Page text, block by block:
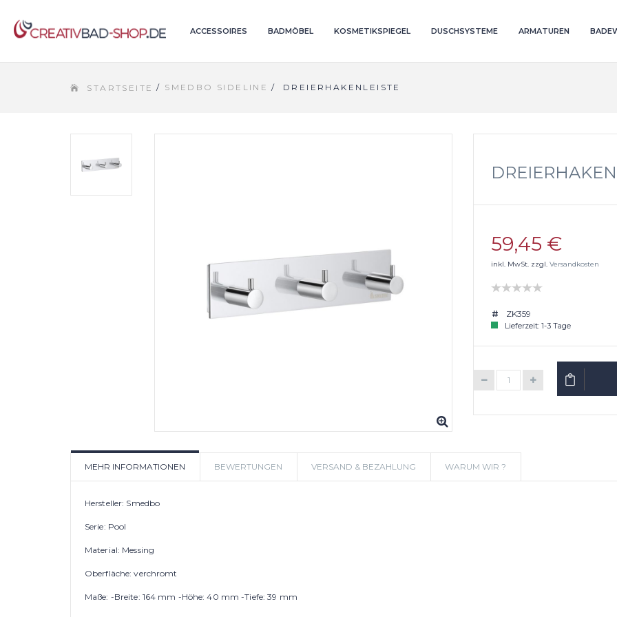
ACCESSOIRES BADMÖBEL KOSMETIKSPIEGEL DUSCHSYSTEME ARMATUREN
STARTSEITE / SMEDBO SIDELINE / DREIERHAKENLEISTE
59,45 €
inkl. MwSt. zzgl. Versandkosten
ZK359
Lieferzeit: 1-3 Tage
MEHR INFORMATIONEN
BEWERTUNGEN VERSAND & BEZAHLUNG WARUM WIR ?
Hersteller: Smedbo
Serie: Pool
Material: Messing
Oberfläche: verchromt
Maße: -Breite: 164 mm -Höhe: 40 mm -Tiefe: 39 mm